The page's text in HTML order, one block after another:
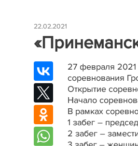
22.02.2021
27 февраля 2021
соревнования
Открытие
Начало
В рамках
1 забег –
2 забег –